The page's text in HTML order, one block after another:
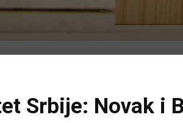
Srbije: Novak i